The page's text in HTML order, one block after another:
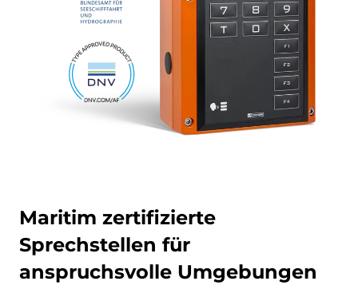
Maritim zertifizierte
Sprechstellen für
anspruchsvolle Umgebungen